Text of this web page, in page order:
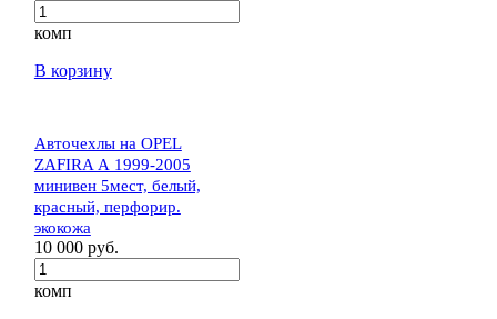
комп
В корзину
Авточехлы на OPEL
ZAFIRA А 1999-2005
минивен 5мест, белый,
красный, перфорир.
экокожа
10 000 руб.
комп